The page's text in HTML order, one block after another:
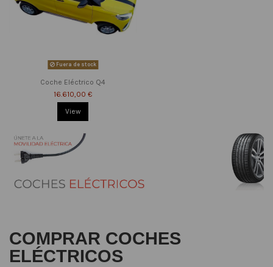
Fuera de stock
Coche Eléctrico Q4
16.610,00 €
View
COMPRAR COCHES
ELÉCTRICOS